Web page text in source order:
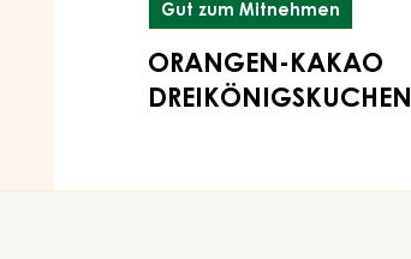
Gut zum Mitnehmen
ORANGEN-KAKAO
DREIKÖNIGSKUCHEN